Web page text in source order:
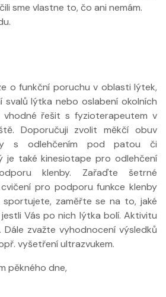
sme vlastne to, čo ani nemám.
o funkční poruchu v oblasti lýtek,
svalů lýtka nebo oslabení okolních
řešit s fyzioterapeutem v
Doporučuji zvolit měkčí obuv
s odlehčením pod patou či
je také kinesiotape pro odlehčení
klenby. Zařaďte šetrné
pro podporu funkce klenby
sportujete, zaměřte se na to, jaké
Vás po nich lýtka bolí. Aktivitu
zvažte vyhodnocení výsledků
vyšetření ultrazvukem.
pěkného dne,